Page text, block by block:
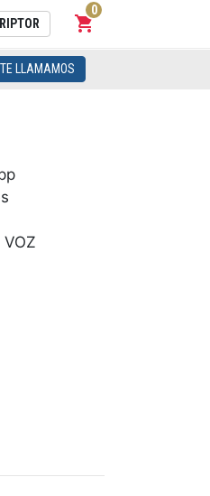
shopping_cart
Carrito
0
TE LLAMAMOS
VOZ